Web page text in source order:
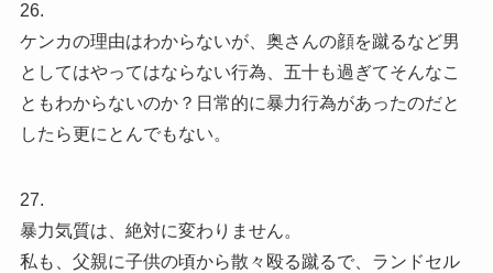
26.
ケンカの理由はわからないが、奥さんの顔を蹴るなど男
としてはやってはならない行為、五十も過ぎてそんなこ
ともわからないのか？日常的に暴力行為があったのだと
したら更にとんでもない。
27.
暴力気質は、絶対に変わりません。
私も、父親に子供の頃から散々殴る蹴るで、ランドセル